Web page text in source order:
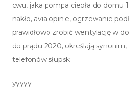
cwu, jaka pompa ciepła do domu
nakło, avia opinie, ogrzewanie
prawidłowo zrobić wentylację w
do prądu 2020, określają synonim,
telefonów słupsk
yyyyy